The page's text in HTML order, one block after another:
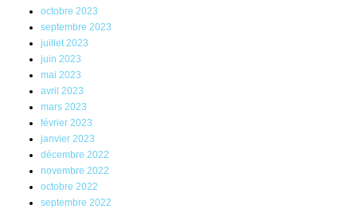
octobre 2023
septembre 2023
juillet 2023
juin 2023
mai 2023
avril 2023
mars 2023
février 2023
janvier 2023
décembre 2022
novembre 2022
octobre 2022
septembre 2022